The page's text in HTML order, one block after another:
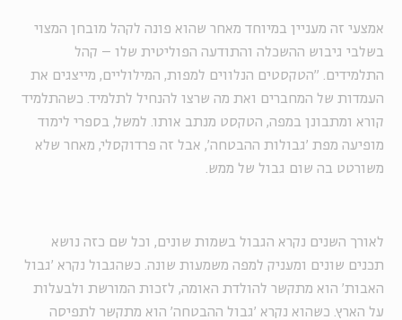
אמצעי זה מעניין במיוחד מאחר שהוא פונה לקהל מובחן המצוי
בשלבי גיבוש ההשכלה והתודעה הפוליטית שלו – קהל
התלמידים. ״הטקסטים הנלווים למפות, המילוליים, מייצגים את
העמדות של המחברים ואת מה שרצו להנחיל לתלמיד. כשהתלמיד
קורא ומתבונן במפה, הטקסט מנתב אותו. למשל, בספרי לימוד
מופיעה מפת 'גבולות ההבטחה', אבל זה פרדוקסלי, מאחר שלא
משורטט בה שום גבול של ממש.
לאורך השנים נקרא הגבול בשמות שונים, וכל שם כזה נושא
תכנים שונים ומעניק למפה משמעות שונה. כשהגבול נקרא 'גבול
האבות' הוא מתקשר להולדת האומה, לזכות המורשת ולבעלות
על הארץ. כשהוא נקרא 'גבול ההבטחה' הוא מתקשר לתפיסה